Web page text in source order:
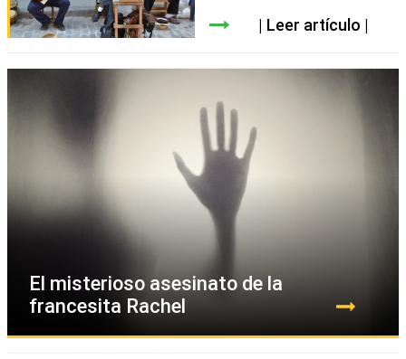
Leer artículo
El misterioso asesinato de la
francesita Rachel